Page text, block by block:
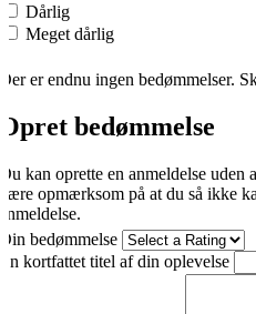
Dårlig
Meget dårlig
er endnu ingen bedømmelser.
bedømmelse
kan oprette en anmeldelse uden
opmærksom på at du så ikke
bedømmelse
kortfattet titel af din oplevelse